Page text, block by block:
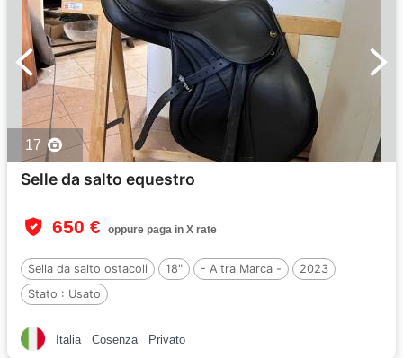
17
Selle da salto equestro
650 € oppure paga in X rate
Sella da salto ostacoli 18" - Altra Marca -
2023
Stato : Usato
Italia Cosenza Privato